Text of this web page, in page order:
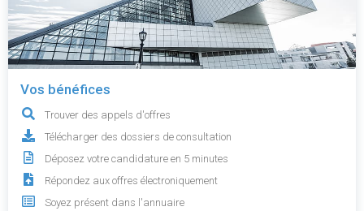
Vos bénéfices
Trouver des appels d'offres
Télécharger des dossiers de consultation
Déposez votre candidature en 5 minutes
Répondez aux offres électroniquement
Soyez présent dans l'annuaire